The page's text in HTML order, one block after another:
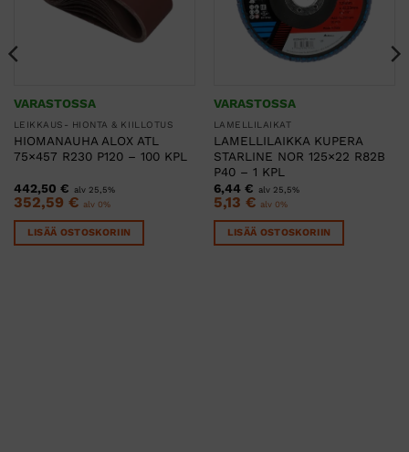
VARASTOSSA
LEIKKAUS- HIONTA & KIILLOTUS
HIOMANAUHA ALOX ATL
75×457 R230 P120 – 100 KPL
442,50 € alv 25,5%
352,59 € alv 0%
LISÄÄ OSTOSKORIIN
VARASTOSSA
LAMELLILAIKAT
LAMELLILAIKKA KUPERA
STARLINE NOR 125×22 R82B
P40 – 1 KPL
6,44 € alv 25,5%
5,13 € alv 0%
LISÄÄ OSTOSKORIIN